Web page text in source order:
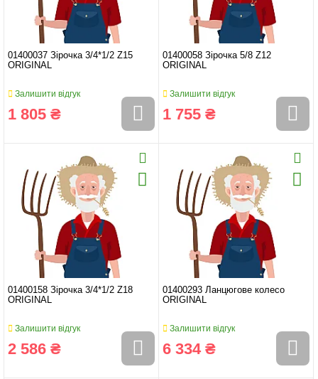
01400037 Зірочка 3/4*1/2 Z15
ORIGINAL
Залишити відгук
1 805 ₴
01400058 Зірочка 5/8 Z12
ORIGINAL
Залишити відгук
1 755 ₴
01400158 Зірочка 3/4*1/2 Z18
ORIGINAL
Залишити відгук
2 586 ₴
01400293 Ланцюгове колесо
ORIGINAL
Залишити відгук
6 334 ₴